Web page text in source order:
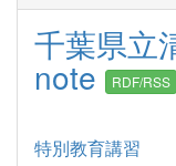
千葉県立
note RDF/RSS
特別教育講習